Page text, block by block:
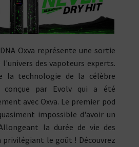
Oxva représente une sortie
des vapoteurs experts.
la technologie de la célèbre
conçue par Evolv qui a été
avec Oxva. Le premier pod
impossible d'avoir un
la durée de vie des
le goût ! Découvrez